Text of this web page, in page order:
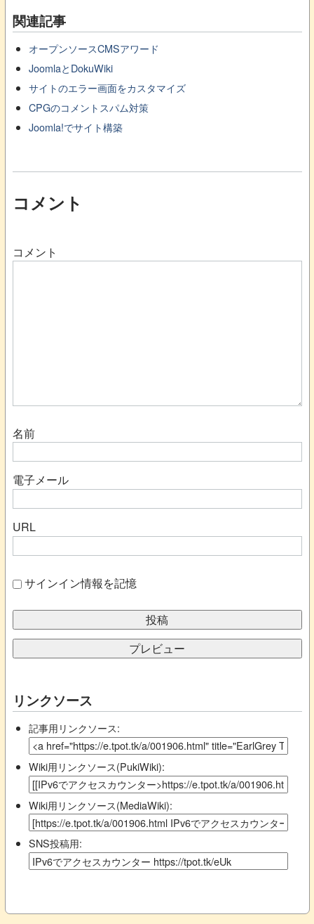
関連記事
オープンソースCMSアワード
JoomlaとDokuWiki
サイトのエラー画面をカスタマイズ
CPGのコメントスパム対策
Joomla!でサイト構築
コメント
コメント
名前
電子メール
URL
サインイン情報を記憶
リンクソース
記事用リンクソース:
Wiki用リンクソース(PukiWiki):
Wiki用リンクソース(MediaWiki):
SNS投稿用: